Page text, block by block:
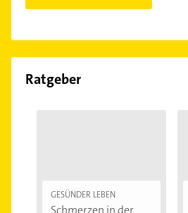
Ratgeber
GESÜNDER LEBEN
Schmerzen in der